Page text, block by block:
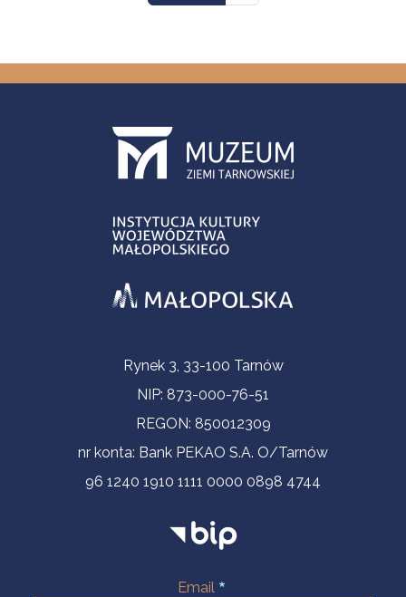
Informacje kontaktoweRynek 3, 33-100 Tarnów
NIP: 873-000-76-51
REGON: 850012309
nr konta: Bank PEKAO S.A. O/Tarnów
96 1240 1910 1111 0000 0898 4744
Email